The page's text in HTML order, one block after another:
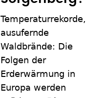
Temperaturrekorde,
ausufernde
Waldbrände: Die
Folgen der
Erderwärmung in
Europa werden